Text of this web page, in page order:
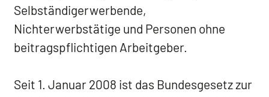
Selbständigerwerbende,
Nichterwerbstätige und Personen ohne
beitragspflichtigen Arbeitgeber.
Seit 1. Januar 2008 ist das Bundesgesetz zur